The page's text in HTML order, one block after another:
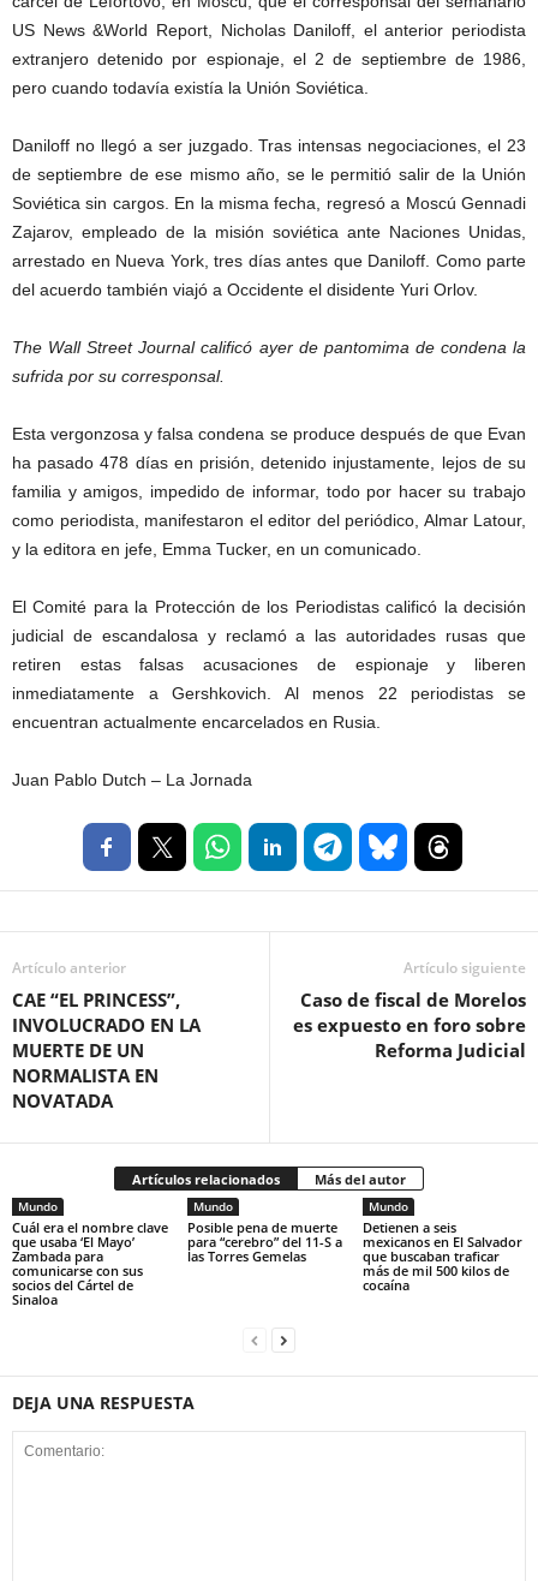
US News &World Report, Nicholas Daniloff, el anterior periodista
extranjero detenido por espionaje, el 2 de septiembre de 1986,
pero cuando todavía existía la Unión Soviética.
Daniloff no llegó a ser juzgado. Tras intensas negociaciones, el 23
de septiembre de ese mismo año, se le permitió salir de la Unión
Soviética sin cargos. En la misma fecha, regresó a Moscú Gennadi
Zajarov, empleado de la misión soviética ante Naciones Unidas,
arrestado en Nueva York, tres días antes que Daniloff. Como parte
del acuerdo también viajó a Occidente el disidente Yuri Orlov.
The Wall Street Journal calificó ayer de pantomima de condena la
sufrida por su corresponsal.
Esta vergonzosa y falsa condena se produce después de que Evan
ha pasado 478 días en prisión, detenido injustamente, lejos de su
familia y amigos, impedido de informar, todo por hacer su trabajo
como periodista, manifestaron el editor del periódico, Almar Latour,
y la editora en jefe, Emma Tucker, en un comunicado.
El Comité para la Protección de los Periodistas calificó la decisión
judicial de escandalosa y reclamó a las autoridades rusas que
retiren estas falsas acusaciones de espionaje y liberen
inmediatamente a Gershkovich. Al menos 22 periodistas se
encuentran actualmente encarcelados en Rusia.
Juan Pablo Dutch – La Jornada
Artículo anterior
CAE “EL PRINCESS”,
INVOLUCRADO EN LA
MUERTE DE UN
NORMALISTA EN
NOVATADA
Artículo siguiente
Caso de fiscal de Morelos
es expuesto en foro sobre
Reforma Judicial
Artículos relacionados Más del autor
Mundo
Cuál era el nombre clave
que usaba ‘El Mayo’
Zambada para
comunicarse con sus
socios del Cártel de
Sinaloa
Mundo
Posible pena de muerte
para “cerebro” del 11-S a
las Torres Gemelas
Mundo
Detienen a seis
mexicanos en El Salvador
que buscaban traficar
más de mil 500 kilos de
cocaína
DEJA UNA RESPUESTA